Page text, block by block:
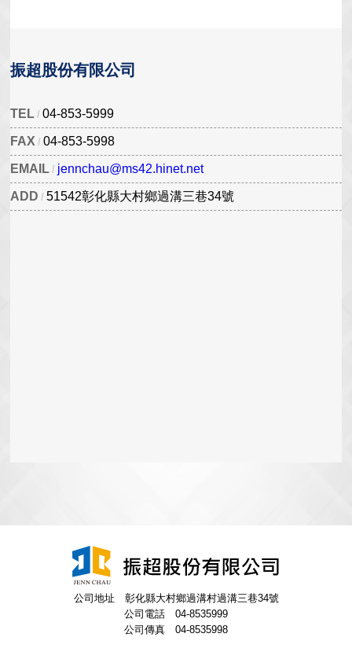
振超股份有限公司
TEL 04-853-5999
FAX 04-853-5998
EMAIL jennchau@ms42.hinet.net
ADD 51542彰化縣大村鄉過溝三巷34號
公司地址 彰化縣大村鄉過溝村過溝三巷34號
公司電話 04-8535999
公司傳真 04-8535998